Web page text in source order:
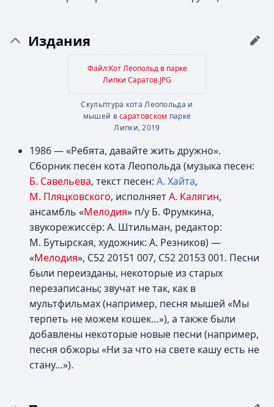
Издания
Файл:Кот Леопольд в парке
Липки Саратов.JPG
Скульптура кота Леопольда и
мышей всаратовском парке
Липки, 2019
1986 — «Ребята, давайте жить дружно».
Сборник песен кота Леопольда (музыка песен:
Б. Савельева, текст песен: А. Хайта,
М. Пляцковского, исполняетА. Калягин,
ансамбль «Мелодия» п/у Б. Фрумкина,
звукорежиссёр: А. Штильман, редактор:
М. Бутырская, художник: А. Резников) —
«Мелодия», С52 20151 007, С52 20153 001. Песни
были переизданы, некоторые из старых
перезаписаны; звучат не так, как в
мультфильмах (например, песня мышей «Мы
терпеть не можем кошек…»), а также были
добавлены некоторые новые песни (например,
песня обжоры «Ни за что на свете кашу есть не
стану…»).